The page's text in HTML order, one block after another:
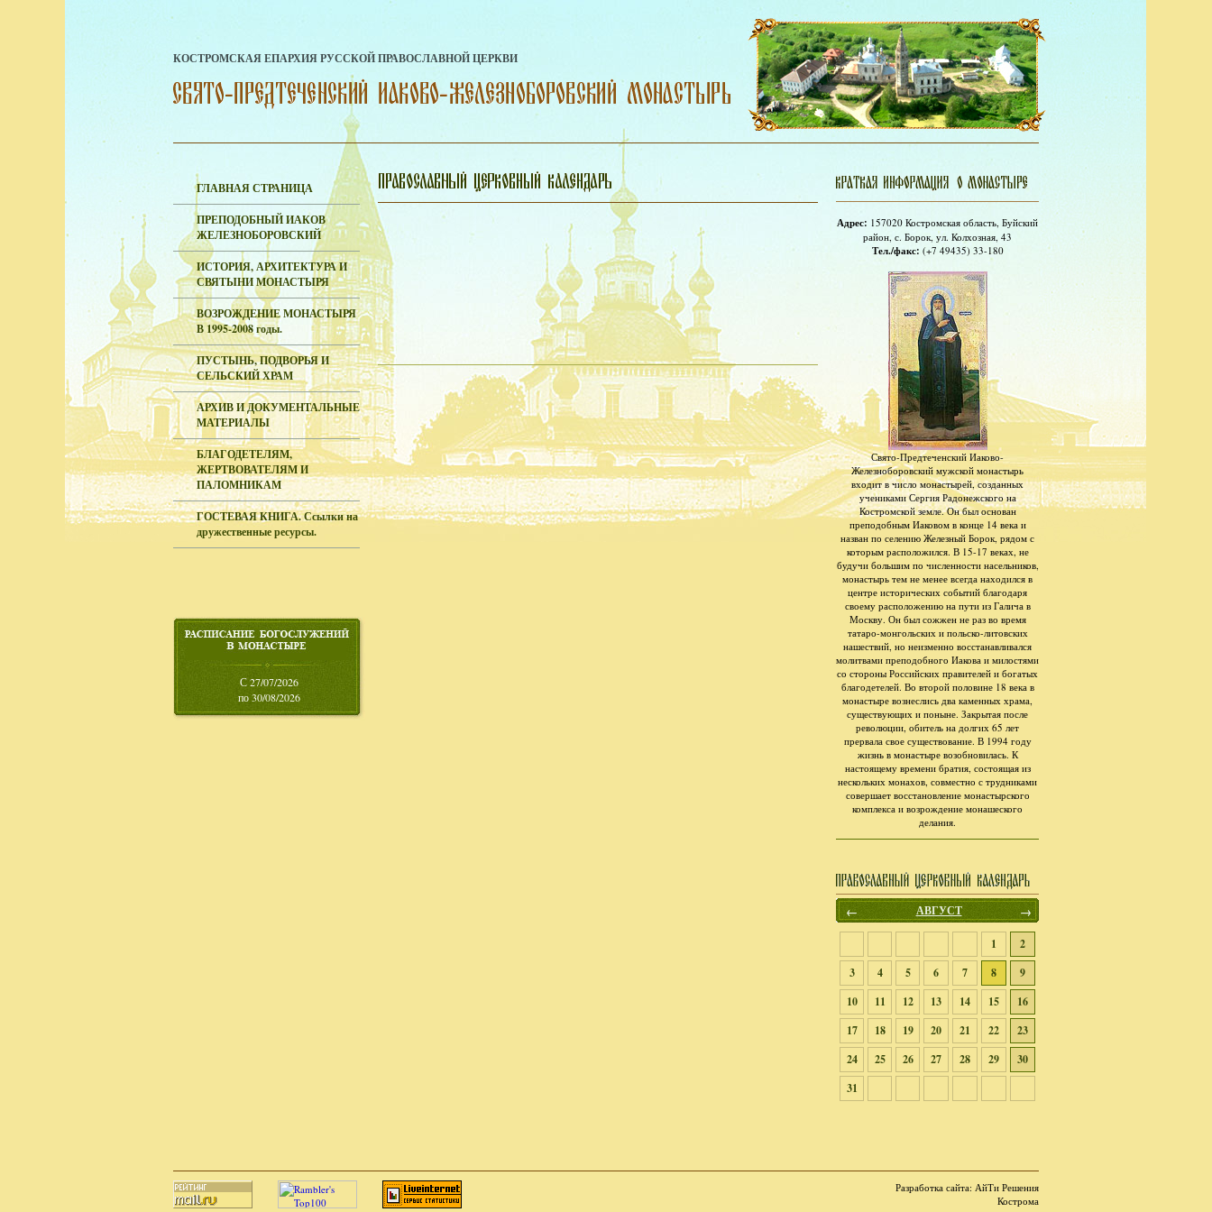
КОСТРОМСКАЯ ЕПАРХИЯ РУССКОЙ ПРАВОСЛАВНОЙ ЦЕРКВИ
ГЛАВНАЯ СТРАНИЦА
ПРЕПОДОБНЫЙ ИАКОВ
ЖЕЛЕЗНОБОРОВСКИЙ
ИСТОРИЯ, АРХИТЕКТУРА И
СВЯТЫНИ МОНАСТЫРЯ
ВОЗРОЖДЕНИЕ МОНАСТЫРЯ
В 1995-2008 годы.
ПУСТЫНЬ, ПОДВОРЬЯ И
СЕЛЬСКИЙ ХРАМ
АРХИВ И ДОКУМЕНТАЛЬНЫЕ
МАТЕРИАЛЫ
БЛАГОДЕТЕЛЯМ,
ЖЕРТВОВАТЕЛЯМ И
ПАЛОМНИКАМ
ГОСТЕВАЯ КНИГА. Ссылки на
дружественные ресурсы.
С 27/07/2026
по 30/08/2026
Адрес: 157020 Костромская область, Буйский
район, с. Борок, ул. Колхозная, 43
Тел./факс: (+7 49435) 33-180
Свято-Предтеченский Иаково-
Железноборовский мужской монастырь
входит в число монастырей, созданных
учениками Сергия Радонежского на
Костромской земле. Он был основан
преподобным Иаковом в конце 14 века и
назван по селению Железный Борок, рядом с
которым расположился. В 15-17 веках, не
будучи большим по численности насельников,
монастырь тем не менее всегда находился в
центре исторических событий благодаря
своему расположению на пути из Галича в
Москву. Он был сожжен не раз во время
татаро-монгольских и польско-литовских
нашествий, но неизменно восстанавливался
молитвами преподобного Иакова и милостями
со стороны Российских правителей и богатых
благодетелей. Во второй половине 18 века в
монастыре вознеслись два каменных храма,
существующих и поныне. Закрытая после
революции, обитель на долгих 65 лет
прервала свое существование. В 1994 году
жизнь в монастыре возобновилась. К
настоящему времени братия, состоящая из
нескольких монахов, совместно с трудниками
совершает восстановление монастырского
комплекса и возрождение монашеского
делания.
← АВГУСТ →
1
2
3
4 5 6 7 8
9
10
11 12 13 14 15
16
17
18 19 20 21 22
23
24
25 26 27 28 29
30
31
Разработка сайта: АйТи Решения
Кострома